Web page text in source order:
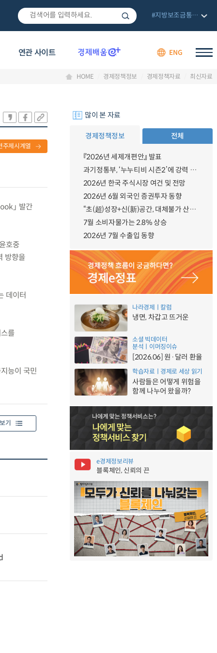
연관 사이트 ENG
#지방보조금통합관리망
HOME 경제정책정보 경제정책자료 최신자료
주제시계열
」 발간
호중
방향을
데이터
를
능이 국민
기
많이 본 자료
경제정책정보 전체
『2026년 세제개편안』 발표
과기정통부, ‘누누티비 시즌2’에 강력 대응 의지 밝혀
2026년 한국 주식시장 여건 및 전망
2026년 6월 외국인 증권투자 동향
“초(超)성장+신(新)공간, 대체불가 산업강국”
7월 소비자물가는 2.8% 상승
2026년 7월 수출입 동향
나라경제ㅣ칼럼
냉면, 차갑고 뜨거운
소셜 빅데이터
분석ㅣ이머징이슈
[2026.06] 원·달러 환율
학습자료ㅣ경제로 세상 읽기
사람들은 어떻게 위험을
함께 나누어 왔을까?
e경제정보리뷰
블록체인, 신뢰의 끈